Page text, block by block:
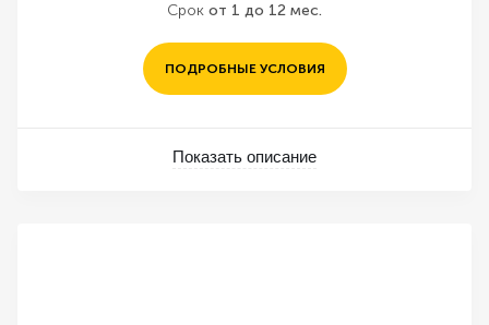
Срок от 1 до 12 мес.
ПОДРОБНЫЕ УСЛОВИЯ
Показать описание